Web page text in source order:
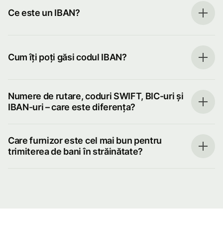
Ce este un IBAN?
Cum îți poți găsi codul IBAN?
Numere de rutare, coduri SWIFT, BIC-uri și
IBAN-uri – care este diferența?
Care furnizor este cel mai bun pentru
trimiterea de bani în străinătate?